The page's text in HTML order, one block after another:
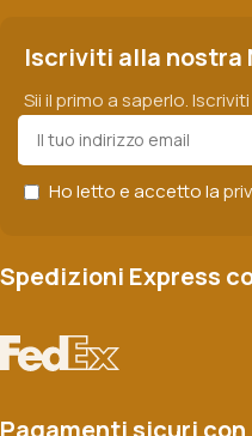
Iscriviti alla nostra
Sii il primo a saperlo.
Ho letto e accetto la
Spedizioni Express
Pagamenti sicuri con